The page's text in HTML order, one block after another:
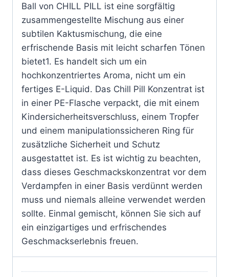
Ball von CHILL PILL ist eine sorgfältig
zusammengestellte Mischung aus einer
subtilen Kaktusmischung, die eine
erfrischende Basis mit leicht scharfen Tönen
bietet1. Es handelt sich um ein
hochkonzentriertes Aroma, nicht um ein
fertiges E-Liquid. Das Chill Pill Konzentrat ist
in einer PE-Flasche verpackt, die mit einem
Kindersicherheitsverschluss, einem Tropfer
und einem manipulationssicheren Ring für
zusätzliche Sicherheit und Schutz
ausgestattet ist. Es ist wichtig zu beachten,
dass dieses Geschmackskonzentrat vor dem
Verdampfen in einer Basis verdünnt werden
muss und niemals alleine verwendet werden
sollte. Einmal gemischt, können Sie sich auf
ein einzigartiges und erfrischendes
Geschmackserlebnis freuen.